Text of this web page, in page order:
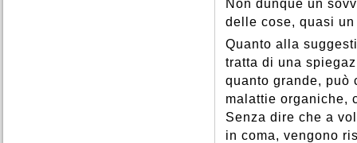
Non dunque un
delle cose, quasi
Quanto alla
tratta di una
quanto grande, può
malattie organiche,
Senza dire che a
in coma, vengono